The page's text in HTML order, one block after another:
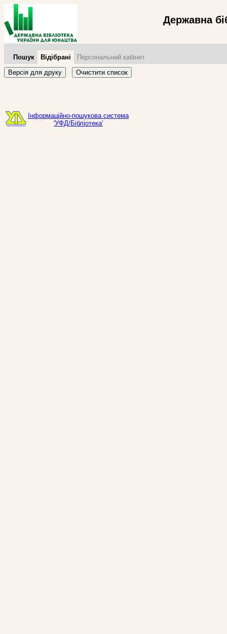
Державна
Пошук Відібрані
Персональний кабінет
Версія для друку
Очистити список
Інформаційно-пошукова система
'УФД/Бібліотека'